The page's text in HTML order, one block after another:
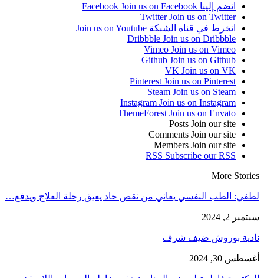
انضم إلينا Facebook Join us on Facebook
Twitter Join us on Twitter
انخرط في قناة الشبكة Join us on Youtube
Dribbble Join us on Dribbble
Vimeo Join us on Vimeo
Github Join us on Github
VK Join us on VK
Pinterest Join us on Pinterest
Steam Join us on Steam
Instagram Join us on Instagram
ThemeForest Join us on Envato
Posts Join our site
Comments Join our site
Members Join our site
RSS Subscribe our RSS
More Stories
لطفي: الطب النفسي يعاني من نقص حاد يعيق رحلة العلاج ويدفع…
سبتمبر 2, 2024
نادية بوروش ضيف شرف
أغسطس 30, 2024